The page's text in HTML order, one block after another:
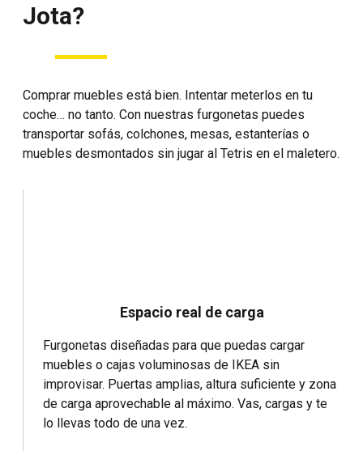
Jota?
Comprar muebles está bien. Intentar meterlos en tu
coche… no tanto. Con nuestras furgonetas puedes
transportar sofás, colchones, mesas, estanterías o
muebles desmontados sin jugar al Tetris en el maletero.
Espacio real de carga
Furgonetas diseñadas para que puedas cargar
muebles o cajas voluminosas de IKEA sin
improvisar. Puertas amplias, altura suficiente y zona
de carga aprovechable al máximo. Vas, cargas y te
lo llevas todo de una vez.